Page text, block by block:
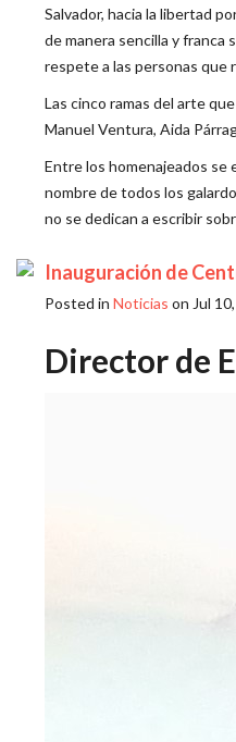
Salvador, hacia la libertad
de manera sencilla y franca
respete a las personas que
Las cinco ramas del arte
Manuel Ventura, Aida
Entre los homenajeados se
nombre de todos los
no se dedican a escribir
Inauguración de
Posted in Noticias on Jul
Director de